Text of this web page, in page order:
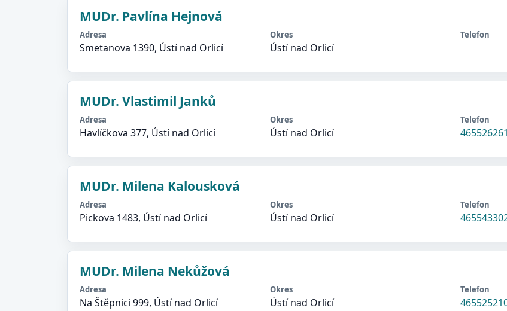
MUDr. Pavlína Hejnová
Adresa
Smetanova 1390, Ústí nad Orlicí
Okres
Ústí nad Orlicí
Telefon
MUDr. Vlastimil Janků
Adresa
Havlíčkova 377, Ústí nad Orlicí
Okres
Ústí nad Orlicí
Telefon
465526261
MUDr. Milena Kalousková
Adresa
Pickova 1483, Ústí nad Orlicí
Okres
Ústí nad Orlicí
Telefon
MUDr. Milena Nekůžová
Adresa
Na Štěpnici 999, Ústí nad Orlicí
Okres
Ústí nad Orlicí
Telefon